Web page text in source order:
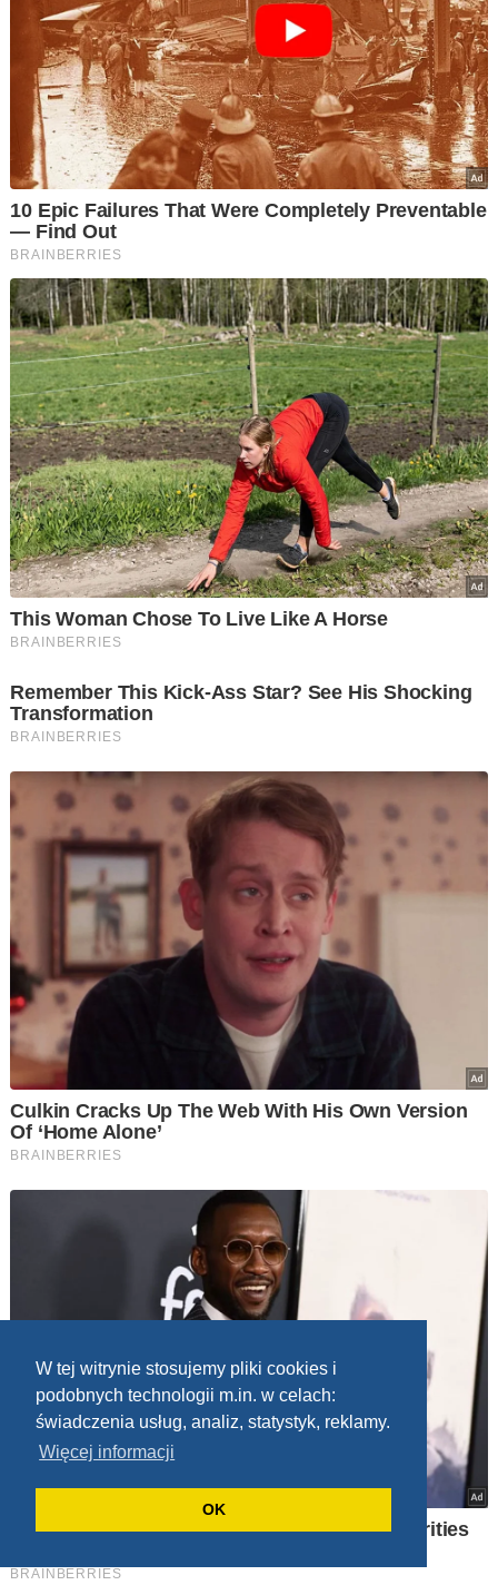
W tej witrynie stosujemy pliki cookies i
podobnych technologii m.in. w celach:
świadczenia usług, analiz, statystyk, reklamy.
Więcej informacji
OK